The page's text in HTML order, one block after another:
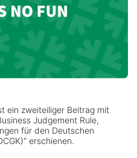
ein zweiteiliger Beitrag mit
Judgement Rule,
für den Deutschen
erschienen.